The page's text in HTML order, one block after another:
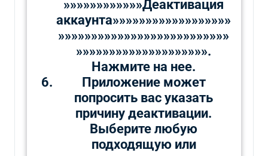
»»»»»»»»»»»»Деактивация
аккаунта»»»»»»»»»»»»»»»»»»
»»»»»»»»»»»»»»»»»»»»»»»»»»
»»»»»»»»»»»»»»»»»»»».
Нажмите на нее.
Приложение может
попросить вас указать
причину деактивации.
Выберите любую
подходящую или